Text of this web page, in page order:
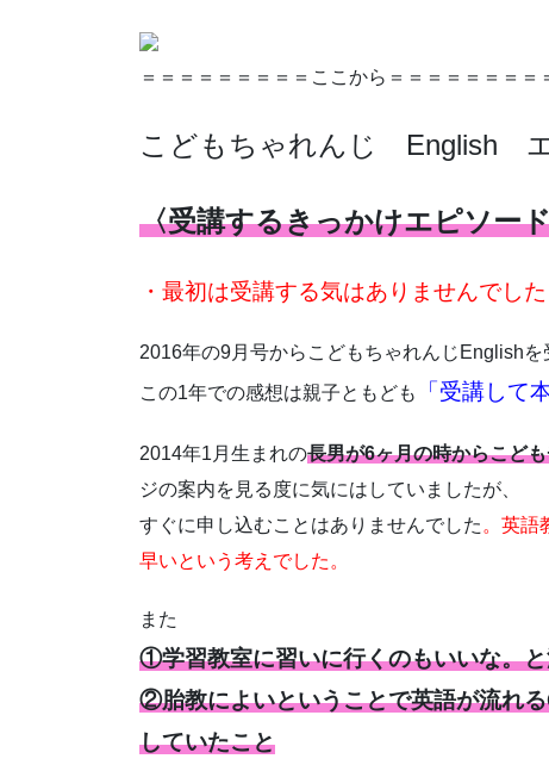
＝＝＝＝＝＝＝＝＝ここから＝＝＝＝＝＝＝＝
こどもちゃれんじ English
〈受講するきっかけエピソー
・最初は受講する気はありませんでした
2016年の9月号からこどもちゃれんじEnglishを
この1年での感想は親子ともども
「受講して
2014年1月生まれの長男が6ヶ月の時からこど
ジの案内を見る度に気にはしていましたが、
すぐに申し込むことはありませんでした 。英語
早いという考えでした。
また
①学習教室に習いに行くのもいいな。
②胎教によいということで英語が流れ
していたこと